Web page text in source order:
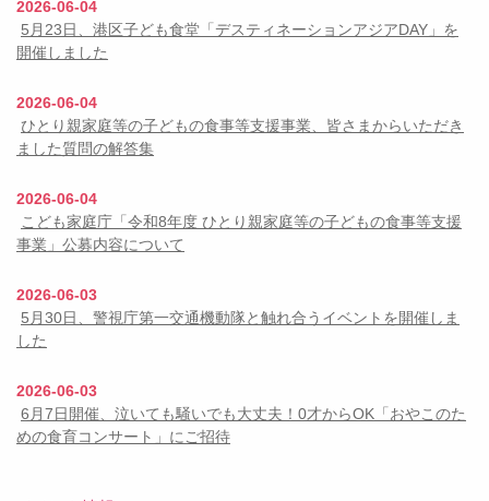
2026-06-04
5月23日、港区子ども食堂「デスティネーションアジアDAY」を
開催しました
2026-06-04
ひとり親家庭等の子どもの食事等支援事業、皆さまからいただき
ました質問の解答集
2026-06-04
こども家庭庁「令和8年度 ひとり親家庭等の子どもの食事等支援
事業」公募内容について
2026-06-03
5月30日、警視庁第一交通機動隊と触れ合うイベントを開催しま
した
2026-06-03
6月7日開催、泣いても騒いでも大丈夫！0才からOK「おやこのた
めの食育コンサート」にご招待